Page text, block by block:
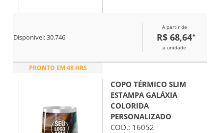
Disponível:30.746
A partir de
R$ 68,64*
a unidade
PRONTO EM 48 HRS
COPO TÉRMICO SLIM
ESTAMPA GALÁXIA
COLORIDA
PERSONALIZADO
COD.: 16052